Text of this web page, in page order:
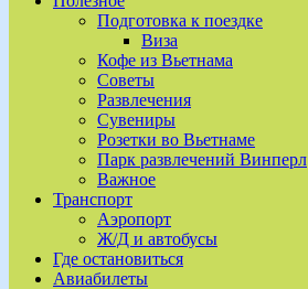
Подготовка к поездке
Виза
Кофе из Вьетнама
Советы
Развлечения
Сувениры
Розетки во Вьетнаме
Парк развлечений Винперл
Важное
Транспорт
Аэропорт
Ж/Д и автобусы
Где остановиться
Авиабилеты